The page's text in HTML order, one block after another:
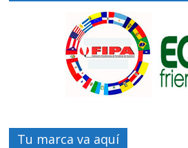
Tu marca va aquí